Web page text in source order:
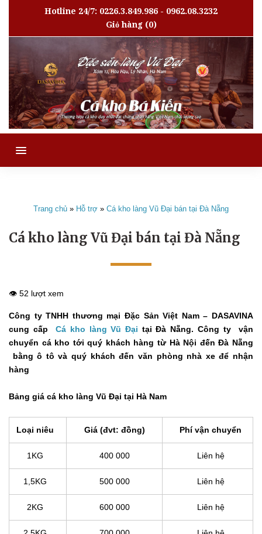
Hotline 24/7: 0226.3.849.986 - 0962.08.3232
Giỏ hàng(0)
MENU
Trang chủ » Hỗ trợ » Cá kho làng Vũ Đại bán tại Đà Nẵng
Cá kho làng Vũ Đại bán tại Đà Nẵng
👁️ 52 lượt xem
Công ty TNHH thương mại Đặc Sản Việt Nam – DASAVINA
cung cấpCá kho làng Vũ Đại tại Đà Nẵng. Công ty vận
chuyển cá kho tới quý khách hàng từ Hà Nội đến Đà Nẵng
bằng ô tô và quý khách đến văn phòng nhà xe để nhận
hàng
Bảng giá cá kho làng Vũ Đại tại Hà Nam
Loại niêu Giá (đvt: đồng) Phí vận chuyển
1KG 400 000 Liên hệ
1,5KG 500 000 Liên hệ
2KG 600 000 Liên hệ